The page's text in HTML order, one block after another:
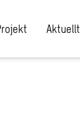
Aktuellt